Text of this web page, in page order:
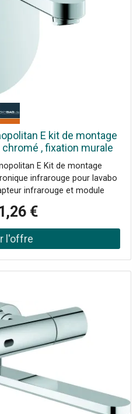
désinfection thermique Mode
marche / arrêt Service:
de profils Réinitialiser aux
Version du matériel et du
de raccords I selon DIN 4109
E kit de montage
, fixation murale
sans mitigeur,
E Kit de montage
infrarouge pour lavabo
infrarouge et module
et fonctions de service avec
50-60Hz 6 75 V CC Kit de
36336000 , 36337000
à jet laminaire 9 l/min Gorge
heure du dernier
jour/30 derniers jours Nombre
heure de la dernière
et temps de suivi rinçage
thermique Mode nettoyage
arrêt Service : Sauvegarde et
aux paramètres d'usine ou
de raccords I selon DIN
€